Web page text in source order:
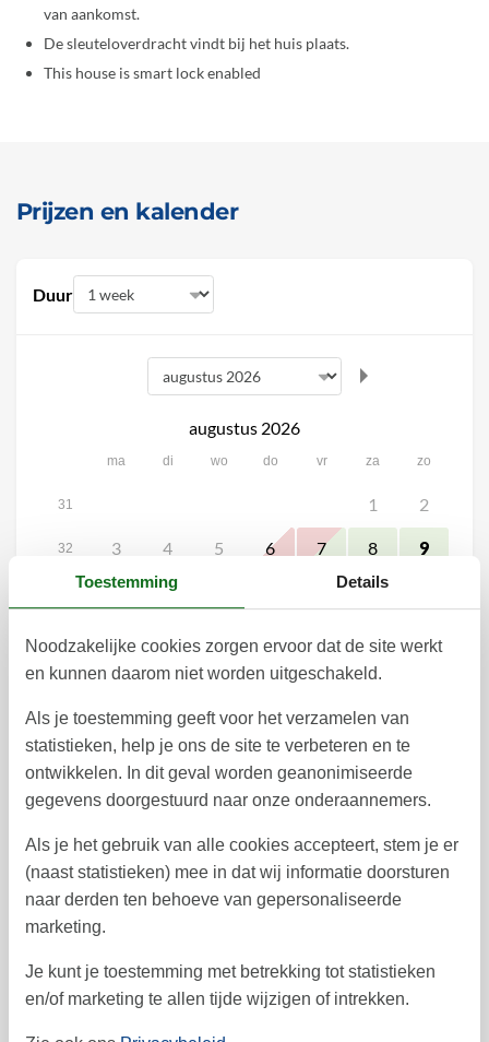
van aankomst.
De sleuteloverdracht vindt bij het huis plaats.
This house is smart lock enabled
Prijzen en kalender
Duur
augustus 2026
ma di wo do vr za zo
31 1 2
32 3 4 5 6 7 8 9
10 11 15
17 18 21 22 23
35 24 25 26 27 28 29
36
31
september 2026
3 6
37 7 8 9 10 11 12 13
38
21 22 23 24 25 26 27
40 28 29 30
Toestemming Details
Noodzakelijke cookies zorgen ervoor dat de site werkt
en kunnen daarom niet worden uitgeschakeld.
Als je toestemming geeft voor het verzamelen van
statistieken, help je ons de site te verbeteren en te
ontwikkelen. In dit geval worden geanonimiseerde
gegevens doorgestuurd naar onze onderaannemers.
Als je het gebruik van alle cookies accepteert, stem je er
(naast statistieken) mee in dat wij informatie doorsturen
naar derden ten behoeve van gepersonaliseerde
marketing.
Je kunt je toestemming met betrekking tot statistieken
en/of marketing te allen tijde wijzigen of intrekken.